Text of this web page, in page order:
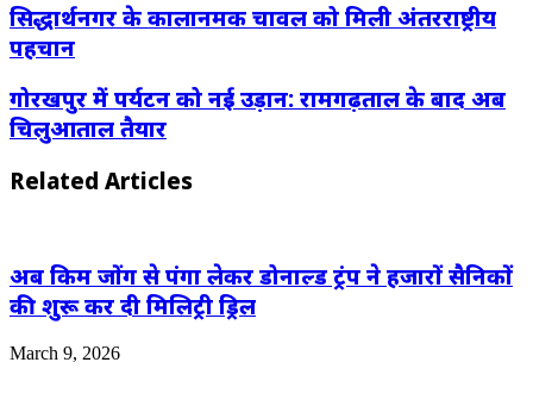
सिद्धार्थनगर के कालानमक चावल को मिली अंतरराष्ट्रीय
पहचान
गोरखपुर में पर्यटन को नई उड़ान: रामगढ़ताल के बाद अब
चिलुआताल तैयार
Related Articles
अब किम जोंग से पंगा लेकर डोनाल्ड ट्रंप ने हजारों सैनिकों
की शुरू कर दी मिलिट्री ड्रिल
March 9, 2026